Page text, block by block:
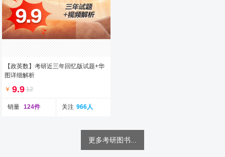
【政英数】考研近三年回忆版试题+华
图详细解析
￥ 9.9 12
销量 124件 关注 966人
更多考研图书...